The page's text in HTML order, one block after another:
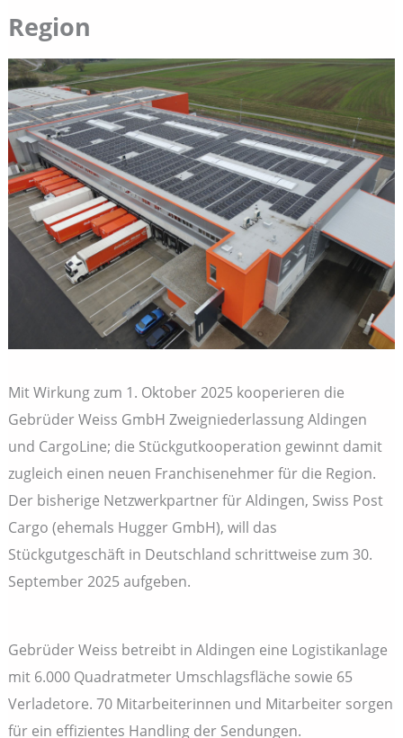
Region
Mit Wirkung zum 1. Oktober 2025 kooperieren die
Gebrüder Weiss GmbH Zweigniederlassung Aldingen
und CargoLine; die Stückgutkooperation gewinnt damit
zugleich einen neuen Franchisenehmer für die Region.
Der bisherige Netzwerkpartner für Aldingen, Swiss Post
Cargo (ehemals Hugger GmbH), will das
Stückgutgeschäft in Deutschland schrittweise zum 30.
September 2025 aufgeben.
Gebrüder Weiss betreibt in Aldingen eine Logistikanlage
mit 6.000 Quadratmeter Umschlagsfläche sowie 65
Verladetore. 70 Mitarbeiterinnen und Mitarbeiter sorgen
für ein effizientes Handling der Sendungen.